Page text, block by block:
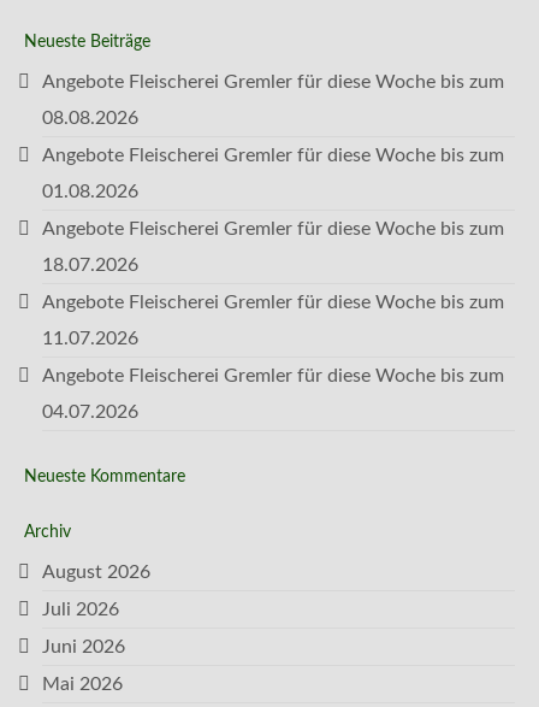
Neueste Beiträge
Angebote Fleischerei Gremler für diese Woche bis zum
08.08.2026
Angebote Fleischerei Gremler für diese Woche bis zum
01.08.2026
Angebote Fleischerei Gremler für diese Woche bis zum
18.07.2026
Angebote Fleischerei Gremler für diese Woche bis zum
11.07.2026
Angebote Fleischerei Gremler für diese Woche bis zum
04.07.2026
Neueste Kommentare
Archiv
August 2026
Juli 2026
Juni 2026
Mai 2026